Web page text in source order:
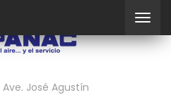
Ave. José Agustín